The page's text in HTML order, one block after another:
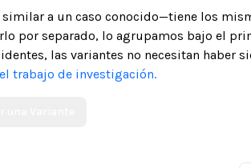
similar a un caso conocido—tiene los
por separado, lo agrupamos bajo el
las variantes no necesitan haber
trabajo de investigación.